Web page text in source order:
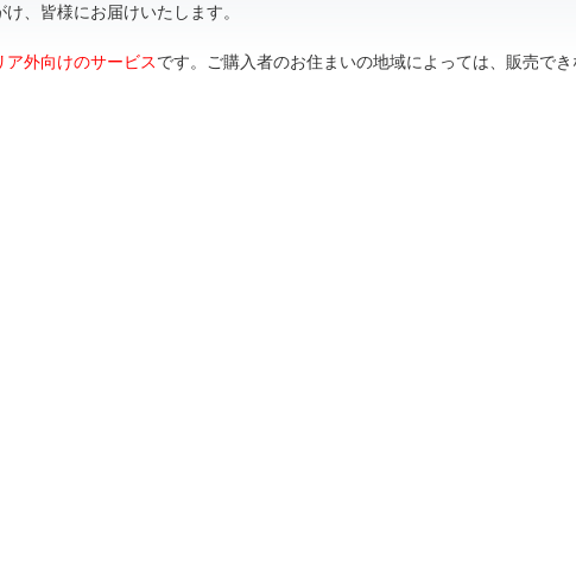
、皆様にお届けいたします。
ア外向けのサービスです。ご購入者のお住まいの地域によっては、販売で